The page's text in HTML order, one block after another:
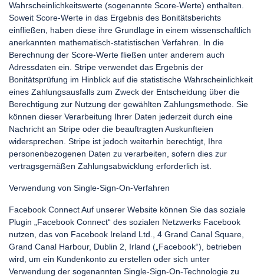
Wahrscheinlichkeitswerte (sogenannte Score-Werte) enthalten.
Soweit Score-Werte in das Ergebnis des Bonitätsberichts
einfließen, haben diese ihre Grundlage in einem wissenschaftlich
anerkannten mathematisch-statistischen Verfahren. In die
Berechnung der Score-Werte fließen unter anderem auch
Adressdaten ein. Stripe verwendet das Ergebnis der
Bonitätsprüfung im Hinblick auf die statistische Wahrscheinlichkeit
eines Zahlungsausfalls zum Zweck der Entscheidung über die
Berechtigung zur Nutzung der gewählten Zahlungsmethode. Sie
können dieser Verarbeitung Ihrer Daten jederzeit durch eine
Nachricht an Stripe oder die beauftragten Auskunfteien
widersprechen. Stripe ist jedoch weiterhin berechtigt, Ihre
personenbezogenen Daten zu verarbeiten, sofern dies zur
vertragsgemäßen Zahlungsabwicklung erforderlich ist.
Verwendung von Single-Sign-On-Verfahren
Facebook Connect Auf unserer Website können Sie das soziale
Plugin „Facebook Connect“ des sozialen Netzwerks Facebook
nutzen, das von Facebook Ireland Ltd., 4 Grand Canal Square,
Grand Canal Harbour, Dublin 2, Irland („Facebook“), betrieben
wird, um ein Kundenkonto zu erstellen oder sich unter
Verwendung der sogenannten Single-Sign-On-Technologie zu